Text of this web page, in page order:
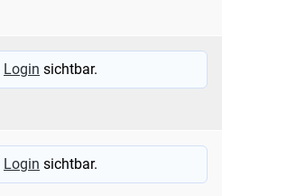
Login sichtbar.
Login sichtbar.